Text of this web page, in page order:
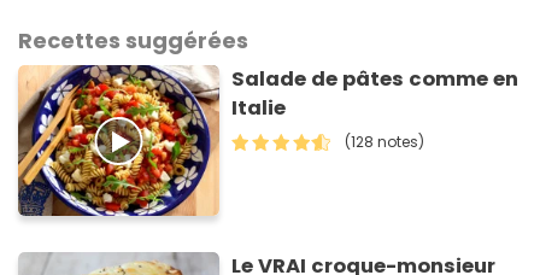
Recettes suggérées
Salade de pâtes comme en
Italie
(128 notes)
Le VRAI croque-monsieur